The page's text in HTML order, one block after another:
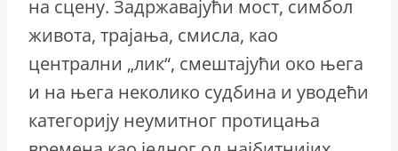
на сцену. Задржавајући мост, симбол
живота, трајања, смисла, као
централни „лик“, смештајући око њега
и на њега неколико судбина и уводећи
категорију неумитног протицања